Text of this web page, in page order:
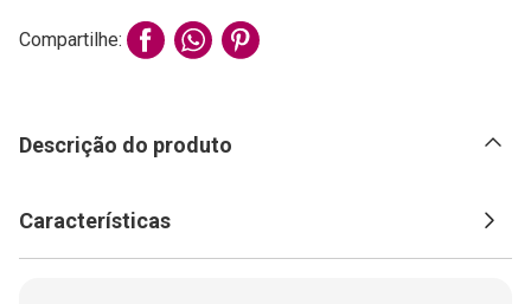
Compartilhe:
Descrição do produto
Características